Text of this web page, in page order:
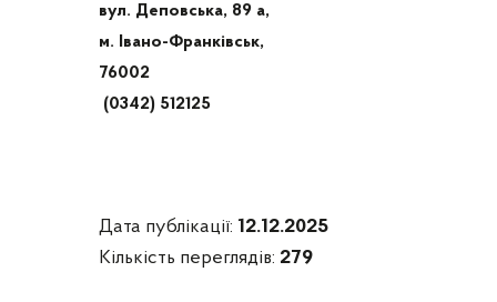
вул. Деповська, 89 а,
м. Івано-Франківськ,
76002
(0342) 512125
Дата публікації: 12.12.2025
Кількість переглядів: 279